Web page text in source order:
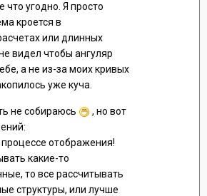
что угодно. Я просто
кроется в
или длинных
видел чтобы ангуляр
а не из-за моих кривых
уже куча.
не собираюсь
, но вот
процессе отображения!
какие-то
то все рассчитывать
структуры, или лучше